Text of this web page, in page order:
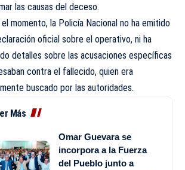
las causas del deceso.
momento, la Policía Nacional no ha emitido
oficial sobre el operativo, ni ha
detalles sobre las acusaciones específicas
contra el fallecido, quien era
buscado por las autoridades.
Más
Omar Guevara se
incorpora a la Fuerza
del Pueblo junto a